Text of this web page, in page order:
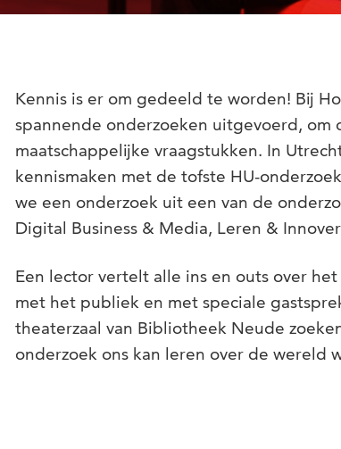
Kennis is er om gedeeld te worden! Bij
spannende onderzoeken uitgevoerd, om
maatschappelijke vraagstukken. In
kennismaken met de tofste HU-
we een onderzoek uit een van de
Digital Business & Media, Leren &
Een lector vertelt alle ins en outs over
met het publiek en met speciale
theaterzaal van Bibliotheek Neude
onderzoek ons kan leren over de wereld